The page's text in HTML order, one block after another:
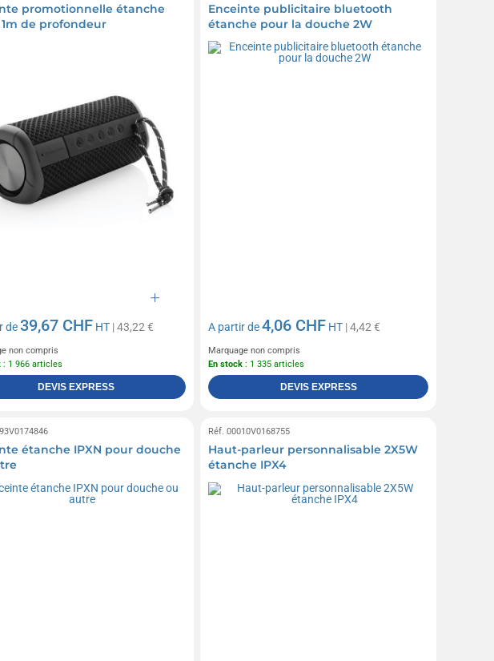
promotionnelle étanche
de profondeur
de39,67 CHF HT| 43,22 €
non compris
: 1 966 articles
DEVIS EXPRESS
Enceinte publicitaire bluetooth
étanche pour la douche 2W
A partir de4,06 CHF HT | 4,42 €
Marquage non compris
En stock : 1 335 articles
DEVIS EXPRESS
étanche IPXN pour douche
Réf. 00010V0168755
Haut-parleur personnalisable 2X5W
étanche IPX4